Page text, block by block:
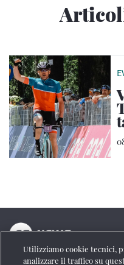
La testata online del
Utilizziamo cookie tecnici,
analizzare il traffico su